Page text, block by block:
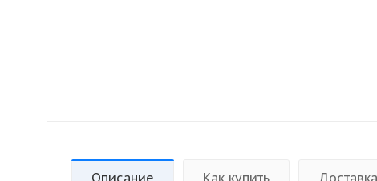
Описание Как купить Доставка